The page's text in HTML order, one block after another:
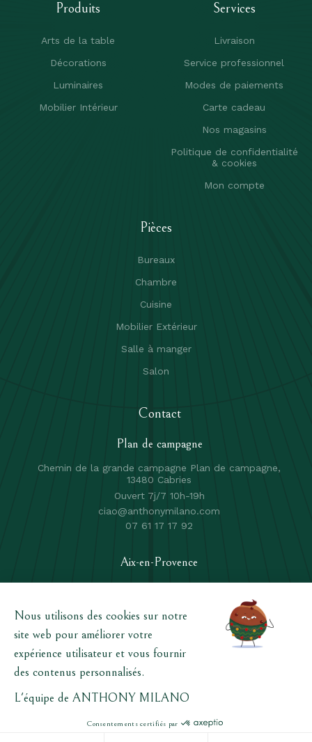
Produits
Arts de la table
Décorations
Luminaires
Mobilier Intérieur
Services
Livraison
Service professionnel
Modes de paiements
Carte cadeau
Nos magasins
Politique de confidentialité
& cookies
Mon compte
Pièces
Bureaux
Chambre
Cuisine
Mobilier Extérieur
Salle à manger
Salon
Contact
Plan de campagne
Chemin de la grande campagne Plan de campagne,
13480 Cabries
Ouvert 7j/7 10h-19h
ciao@anthonymilano.com
07 61 17 17 92
Aix-en-Provence
496 av Henri Mauriat, 13100 Aix en Provence
Ouvert du Lundi au Samedi de 10h à 19h non stop
ciaoaix@anthonymilano.com
06 82 28 19 25
Contactez-nous
Anthony Milano - 2026